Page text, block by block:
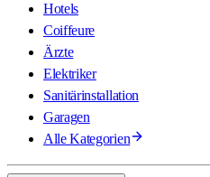
Hotels
Coiffeure
Ärzte
Elektriker
Sanitärinstallation
Garagen
Alle Kategorien